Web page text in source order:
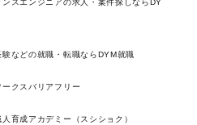
スエンジニアの求人・案件探しならDY
などの就職・転職ならDYM就職
クスバリアフリー
育成アカデミー（スシショク）